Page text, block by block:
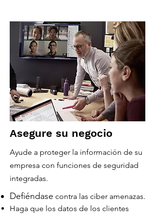
Asegure su negocio
Ayude a proteger la información de su
empresa con funciones de seguridad
integradas.
Defiéndase contra las ciber amenazas.
Haga que los datos de los clientes